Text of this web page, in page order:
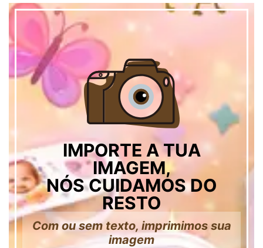
IMPORTE A TUA
IMAGEM,
NÓS CUIDAMOS DO
RESTO
Com ou sem texto, imprimimos sua
imagem